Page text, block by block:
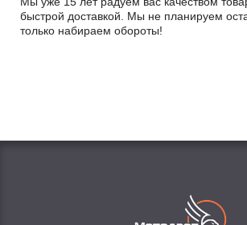
быстрой доставкой. Мы не планируем
только набираем обороты!